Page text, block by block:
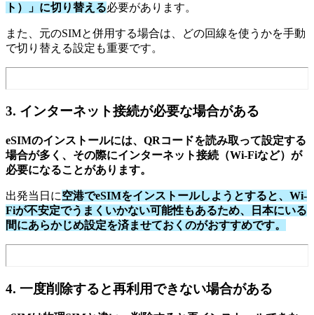
ト）」に切り替える必要があります。
また、元のSIMと併用する場合は、どの回線を使うかを手動
で切り替える設定も重要です。
3. インターネット接続が必要な場合がある
eSIMのインストールには、QRコードを読み取って設定する
場合が多く、その際にインターネット接続（Wi-Fiなど）が
必要になることがあります。
出発当日に空港でeSIMをインストールしようとすると、Wi-
Fiが不安定でうまくいかない可能性もあるため、日本にいる
間にあらかじめ設定を済ませておくのがおすすめです。
4. 一度削除すると再利用できない場合がある